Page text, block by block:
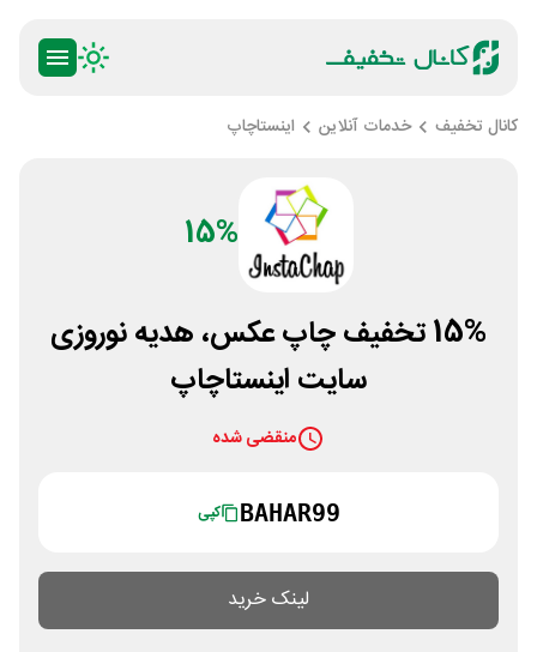
کانال تخفیف خدمات آنلاین اینستاچاپ
15%
15% تخفیف چاپ عکس، هدیه نوروزی
سایت اینستاچاپ
منقضی شده
BAHAR99 کپی
لینک خرید